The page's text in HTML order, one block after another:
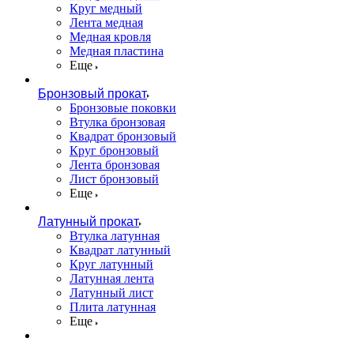
Круг медный
Лента медная
Медная кровля
Медная пластина
Еще
Бронзовый прокат
Бронзовые поковки
Втулка бронзовая
Квадрат бронзовый
Круг бронзовый
Лента бронзовая
Лист бронзовый
Еще
Латунный прокат
Втулка латунная
Квадрат латунный
Круг латунный
Латунная лента
Латунный лист
Плита латунная
Еще